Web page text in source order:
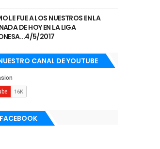
LE FUE A LOS NUESTROS EN LA
DE HOY EN LA LIGA
5/2017
CANAL DE YOUTUBE